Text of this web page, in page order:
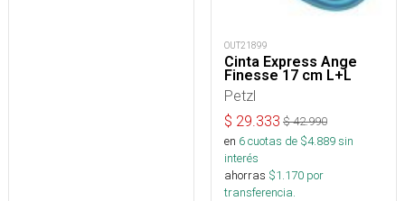
OUT21899
Cinta Express Ange
Finesse 17 cm L+L
Petzl
$ 29.333 $42.990
en 6cuotas de $4.889sin
interés
ahorras $1.170 por
transferencia.